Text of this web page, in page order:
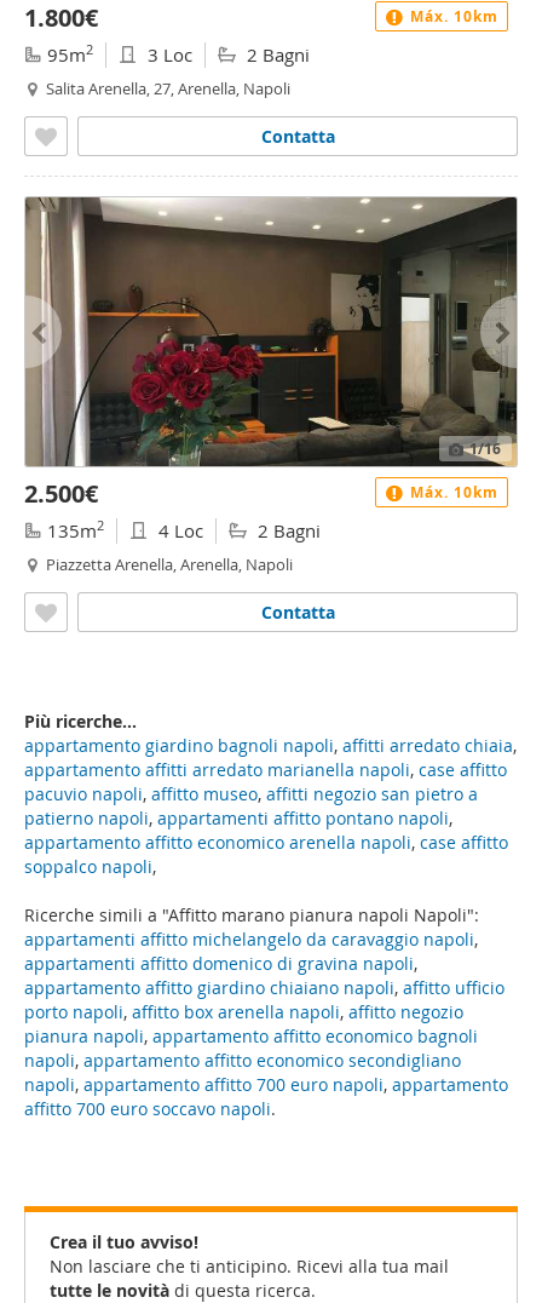
Ricerche simili a "Affitto marano pianura napoli Napoli":
appartamenti affitto michelangelo da caravaggio napoli,
appartamenti affitto domenico di gravina napoli,
appartamento affitto giardino chiaiano napoli, affitto ufficio
porto napoli, affitto box arenella napoli, affitto negozio
pianura napoli, appartamento affitto economico bagnoli
napoli, appartamento affitto economico secondigliano
napoli, appartamento affitto 700 euro napoli, appartamento
affitto 700 euro soccavo napoli.
1.800€
95m2 3 Loc 2 Bagni
Salita Arenella, 27, Arenella, Napoli
Contatta
Máx. 10km
1/16
2.500€
135m2 4 Loc 2 Bagni
Piazzetta Arenella, Arenella, Napoli
Contatta
Máx. 10km
Più ricerche...
appartamento giardino bagnoli napoli, affitti arredato chiaia,
appartamento affitti arredato marianella napoli, case affitto
pacuvio napoli, affitto museo, affitti negozio san pietro a
patierno napoli, appartamenti affitto pontano napoli,
appartamento affitto economico arenella napoli, case affitto
soppalco napoli,
Crea il tuo avviso!
Non lasciare che ti anticipino. Ricevi alla tua mail
tutte le novità di questa ricerca.